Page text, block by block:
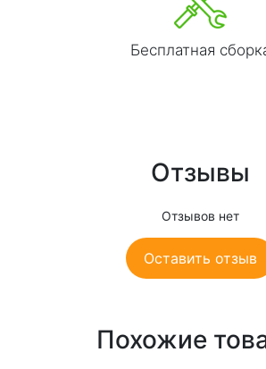
Бесплатная
Отзывы
Отзывов нет
Оставить отзыв
Похожие